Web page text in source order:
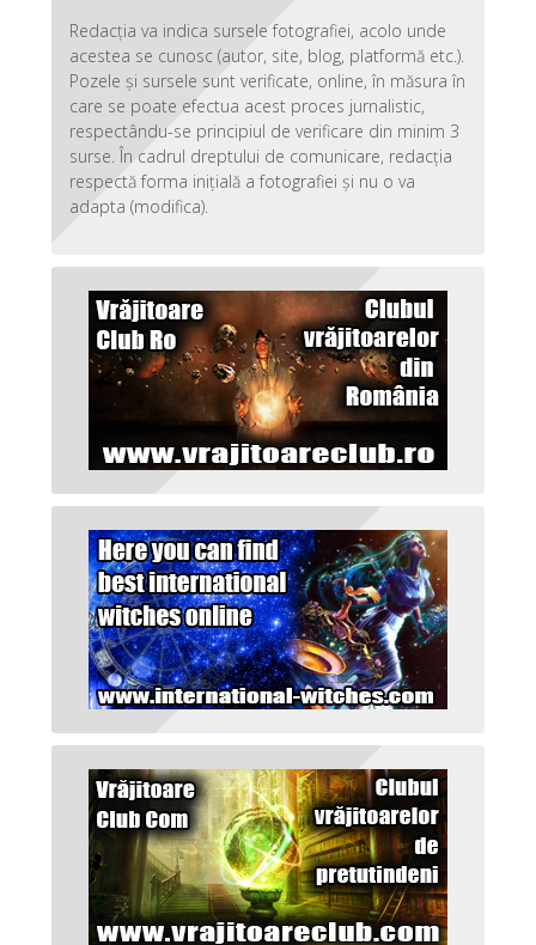
Redacția va indica sursele fotografiei, acolo unde
acestea se cunosc (autor, site, blog, platformă etc.).
Pozele și sursele sunt verificate, online, în măsura în
care se poate efectua acest proces jurnalistic,
respectându-se principiul de verificare din minim 3
surse. În cadrul dreptului de comunicare, redacția
respectă forma inițială a fotografiei și nu o va
adapta (modifica).